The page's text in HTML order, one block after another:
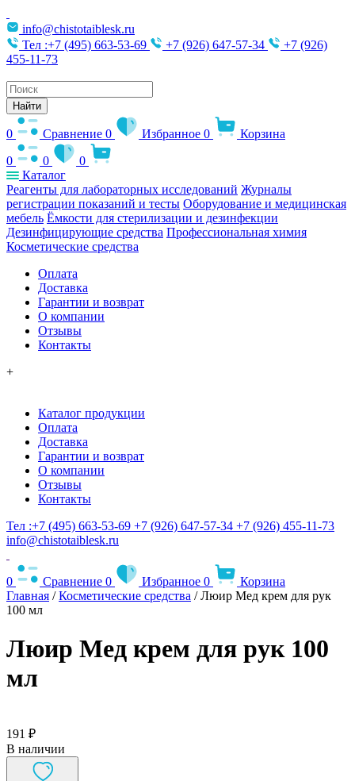
info@chistotaiblesk.ru
Тел :+7 (495) 663-53-69
+7 (926) 647-57-34
+7 (926)
455-11-73
Поиск
товаров
Найти
0 Сравнение 0 Избранное 0
Корзина
0
0
0
Каталог
Реагенты для лабораторных исследований Журналы
регистрации показаний и тесты Оборудование и медицинская
мебель Ёмкости для стерилизации и дезинфекции
Дезинфицирующие средства Профессиональная химия
Косметические средства
Оплата
Доставка
Гарантии и возврат
О компании
Отзывы
Контакты
+
Каталог продукции
Оплата
Доставка
Гарантии и возврат
О компании
Отзывы
Контакты
Тел :+7 (495) 663-53-69 +7 (926) 647-57-34 +7 (926) 455-11-73
info@chistotaiblesk.ru
0 Сравнение 0 Избранное 0
Корзина
Главная /Косметические средства / Люир Мед крем для рук
100 мл
Люир Мед крем для рук 100
мл
191 ₽
В наличии